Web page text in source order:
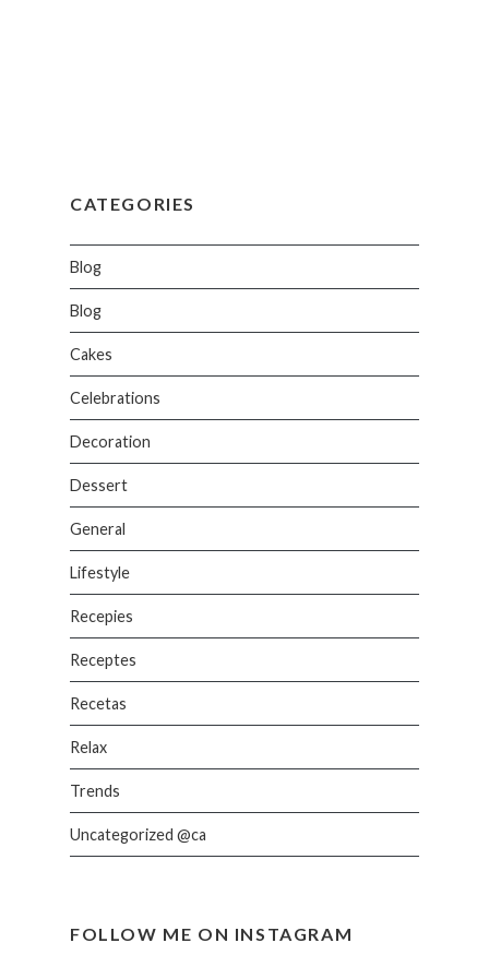
CATEGORIES
Blog
Blog
Cakes
Celebrations
Decoration
Dessert
General
Lifestyle
Recepies
Receptes
Recetas
Relax
Trends
Uncategorized @ca
FOLLOW ME ON INSTAGRAM